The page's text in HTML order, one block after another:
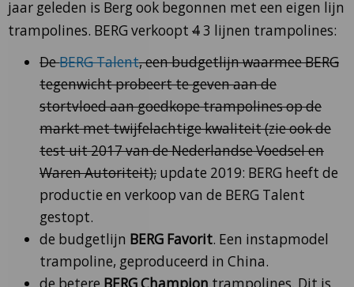
jaar geleden is Berg ook begonnen met een eigen lijn
trampolines. BERG verkoopt 43 lijnen trampolines:
DeBERG Talent, een budgetlijn waarmee BERG
tegenwicht probeert te geven aan de
stortvloed aan goedkope trampolines op de
markt met twijfelachtige kwaliteit (zie ook de
test uit 2017 van de Nederlandse Voedsel en
Waren Autoriteit); update 2019: BERG heeft de
productie en verkoop van de BERG Talent
gestopt.
de budgetlijn BERG Favorit. Een instapmodel
trampoline, geproduceerd in China.